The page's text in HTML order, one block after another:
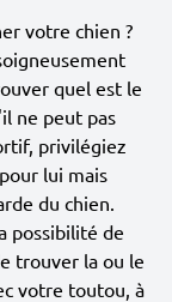
votre chien ?
quel est le
ne peut pas
privilégiez
lui mais
du chien.
possibilité de
trouver la ou le
votre toutou, à